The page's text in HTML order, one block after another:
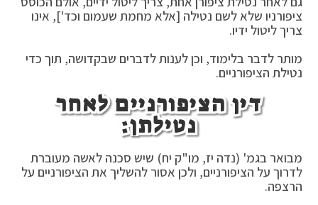
ציפורניו שלא לשם נטילה [אלא מחמת שעמום וכד'], אינו
צריך ליטול ידיו.
מותר לדבר בלימוד, וכן לענות לדברים שבקדושה, תוך כדי
נטילת הציפורניים.
דין הציפורניים לאחר
נטילתן:
מבואר בגמ' (נדה יז, מו"ק יח) שיש סכנה לאשה מעוברת
לדרוך על הציפורניים, ולכן אסור להשליך את הציפורניים על
הרצפה.